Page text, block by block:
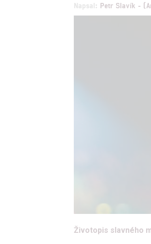
Napsal: Petr Slavík -
Životopis slavného